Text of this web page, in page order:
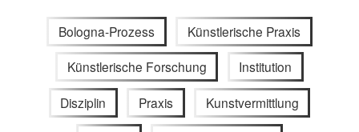
Bologna-Prozess Künstlerische Praxis
Künstlerische Forschung Institution
Disziplin Praxis Kunstvermittlung